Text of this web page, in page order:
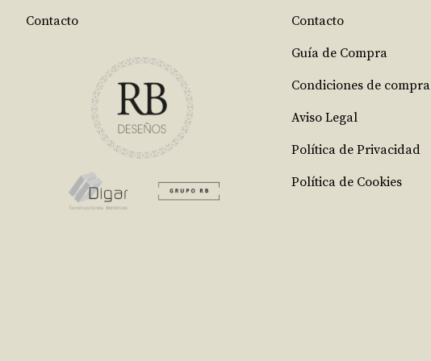
Contacto
Contacto
Guía de Compra
Condiciones de compra
Aviso Legal
Política de Privacidad
Política de Cookies